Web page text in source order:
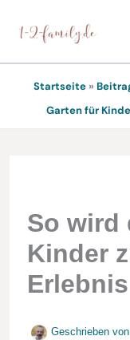
Inhalt
springen
Startseite»
Garten für
So wird
Kinder
Erlebnis
Geschrieben von